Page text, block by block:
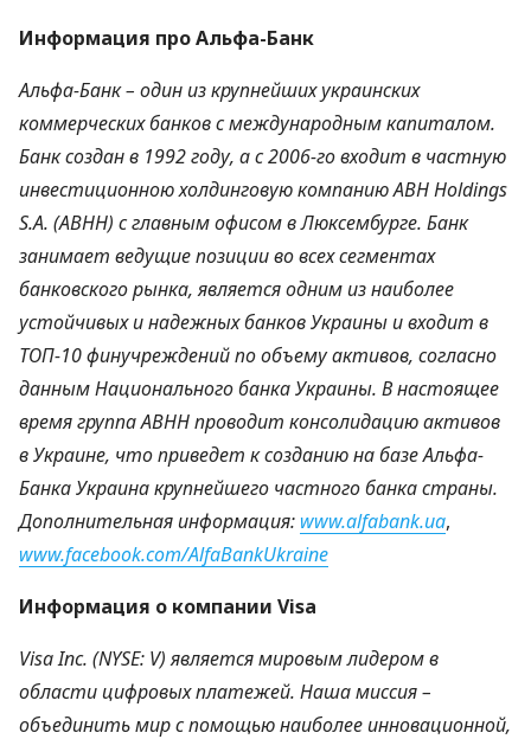
Информация про Альфа-Банк
Альфа-Банк – один из крупнейших украинских
коммерческих банков с международным капиталом.
Банк создан в 1992 году, а с 2006-го входит в частную
инвестиционною холдинговую компаниюABHHoldings
S.A. (ABHH) с главным офисом в Люксембурге. Банк
занимает ведущие позиции во всех сегментах
банковского рынка, является одним из наиболее
устойчивых и надежных банков Украины и входит в
ТОП-10 финучреждений по объему активов, согласно
данным Национального банка Украины. В настоящее
время группаABHHпроводит консолидацию активов
в Украине, что приведет к созданию на базе Альфа-
Банка Украина крупнейшего частного банка страны.
Дополнительная информация: www.alfabank.ua,
www.facebook.com/AlfaBankUkraine
Информация о компании Visa
Visa Inc. (NYSE: V) является мировым лидером в
области цифровых платежей. Наша миссия –
объединить мир с помощью наиболее инновационной,